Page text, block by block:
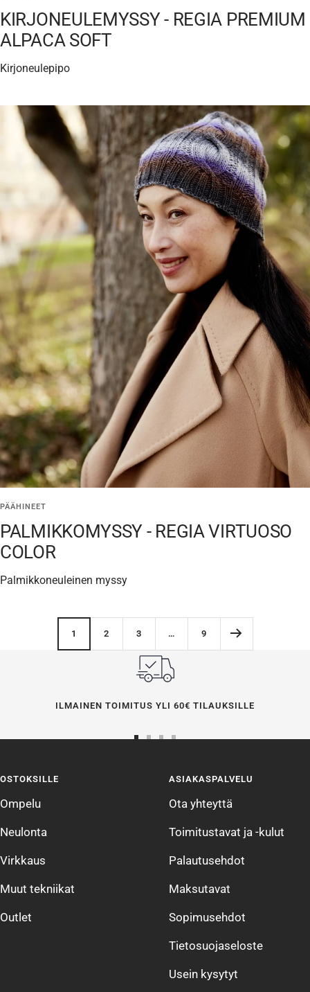
KIRJONEULEMYSSY - REGIA PREMIUM
ALPACA SOFT
Kirjoneulepipo
PÄÄHINEET
PALMIKKOMYSSY - REGIA VIRTUOSO
COLOR
Palmikkoneuleinen myssy
1 2 3 … 9
ILMAINEN TOIMITUS YLI 60€ TILAUKSILLE
4
OSTOKSILLE
Ompelu
Neulonta
Virkkaus
Muut tekniikat
Outlet
ASIAKASPALVELU
Ota yhteyttä
Toimitustavat ja -kulut
Palautusehdot
Maksutavat
Sopimusehdot
Tietosuojaseloste
Usein kysytyt